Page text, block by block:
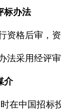
标办法
资格后审，
法采用经评审
介
在中国招标